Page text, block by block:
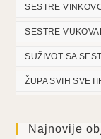
SESTRE
SESTRE
SUŽIVOT SA
ŽUPA SVIH
Najnovije